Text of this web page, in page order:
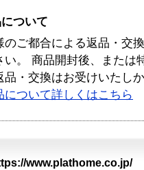
ついて
のご都合による返品・交
い。 商品開封後、または
品・交換はお受けいたし
について詳しくはこちら
www.plathome.co.jp/